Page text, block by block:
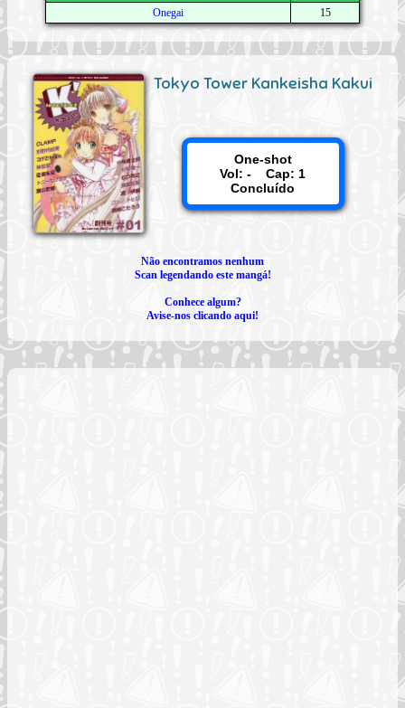
Onegai
15
Tokyo Tower Kankeisha Kakui
One-shot
Vol: - Cap: 1
Concluído
Não encontramos nenhum
Scan legendando este mangá!
Conhece algum?
Avise-nos clicando aqui!